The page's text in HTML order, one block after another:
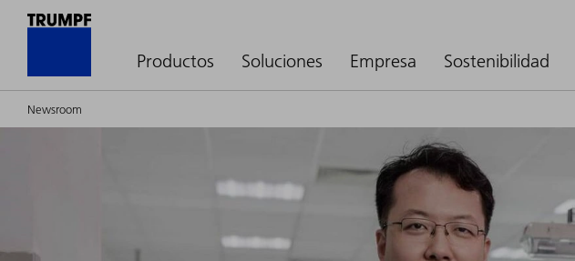
Productos Soluciones Empresa Sostenibilidad
Newsroom